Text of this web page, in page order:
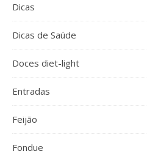
Dicas
Dicas de Saúde
Doces diet-light
Entradas
Feijão
Fondue